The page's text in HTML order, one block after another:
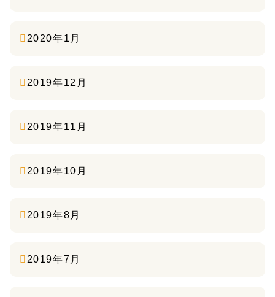
2020年1月
2019年12月
2019年11月
2019年10月
2019年8月
2019年7月